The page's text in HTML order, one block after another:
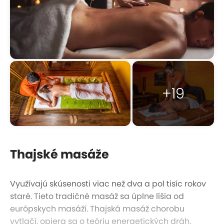
+19
Thajské masáže
Využívajú skúsenosti viac než dva a pol tisíc rokov
staré. Tieto tradičné masáž sa úplne líšia od
európskych masáží. Thajská masáž chorobu
vytlačí, opiera sa o teóriu energetických dráh,